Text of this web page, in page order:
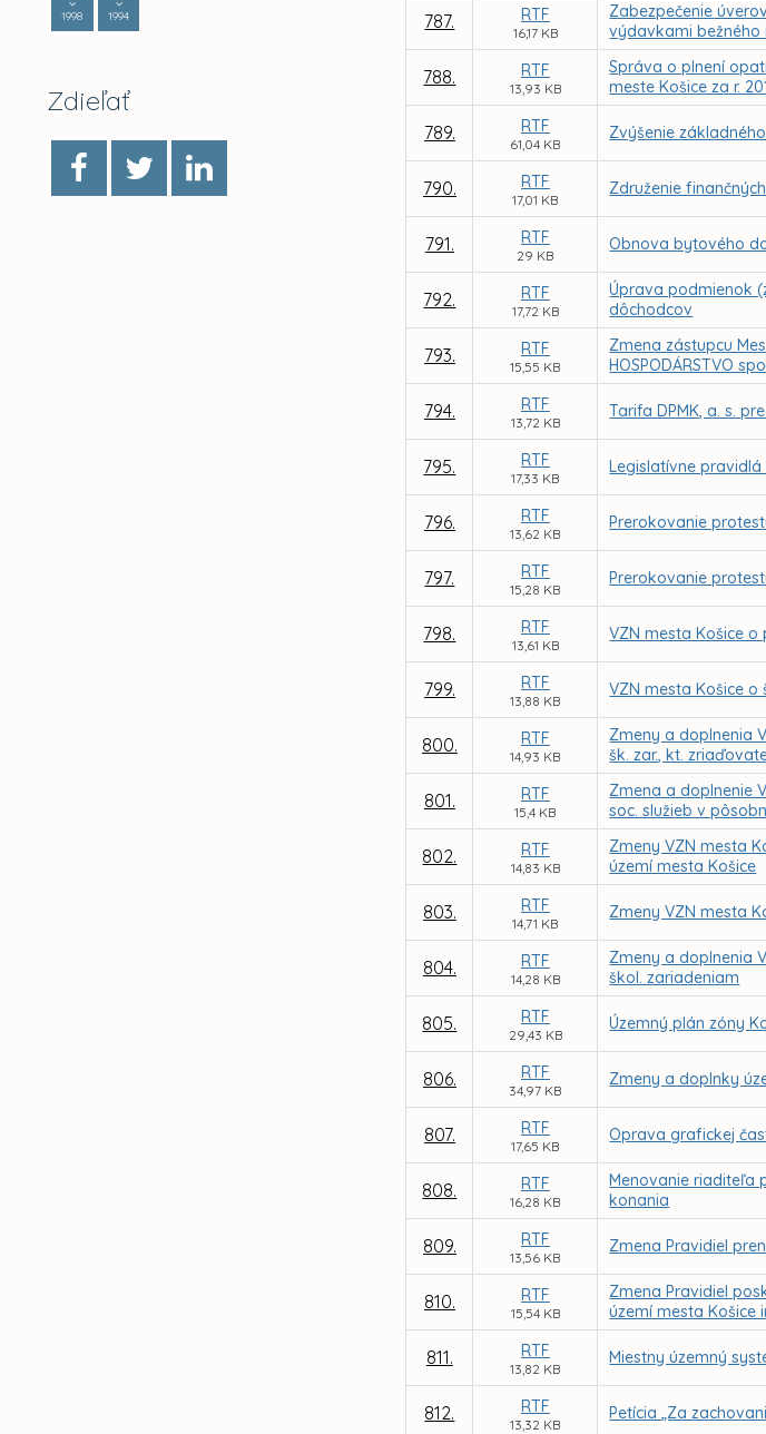
1998
1994
Zdieľať
787. RTF
16,17 KB
Zabezpečenie
výdavkami
788. RTF
13,93 KB
Správa o plnení
meste Košice za r.
789. RTF
61,04 KB
Zvýšenie
790. RTF
17,01 KB
Združenie
791. RTF
29 KB
Obnova bytového
792. RTF
17,72 KB
Úprava podmienok
dôchodcov
793. RTF
15,55 KB
Zmena zástupcu
HOSPODÁRSTVO
794. RTF
13,72 KB
Tarifa DPMK, a. s.
795. RTF
17,33 KB
Legislatívne
796. RTF
13,62 KB
Prerokovanie
797. RTF
15,28 KB
Prerokovanie
798. RTF
13,61 KB
VZN mesta Košice
799. RTF
13,88 KB
VZN mesta Košice
800. RTF
14,93 KB
Zmeny a doplnenia
šk. zar., kt.
801. RTF
15,4 KB
Zmena a doplnenie
soc. služieb v
802. RTF
14,83 KB
Zmeny VZN mesta
území mesta Košice
803. RTF
14,71 KB
Zmeny VZN mesta
804. RTF
14,28 KB
Zmeny a doplnenia
škol. zariadeniam
805. RTF
29,43 KB
Územný plán zóny
806. RTF
34,97 KB
Zmeny a doplnky
807. RTF
17,65 KB
Oprava grafickej
808. RTF
16,28 KB
Menovanie riaditeľa
konania
809. RTF
13,56 KB
Zmena Pravidiel
810. RTF
15,54 KB
Zmena Pravidiel
území mesta Košice
811. RTF
13,82 KB
Miestny územný
812. RTF
13,32 KB
Petícia „Za